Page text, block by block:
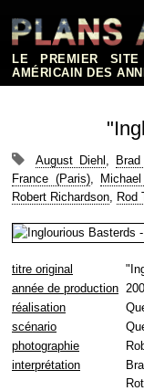
contenu
LE PREMIER
AMÉRICAIN DES
August Diehl ,
France (Paris),
Robert Richardson, Rod
titre original
année de production
réalisation
scénario
photographie
interprétation